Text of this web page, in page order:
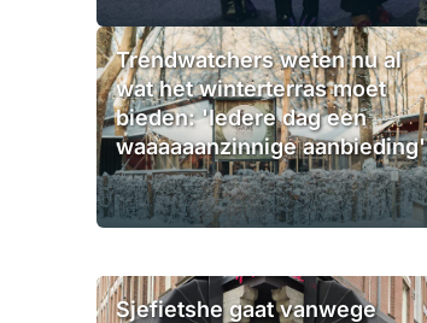
Trendwatchers weten nu al
wat het winterterras moet
bieden: 'Iedere dag een
waaaaaanzinnige aanbieding'
Sjefietshe gaat vanwege